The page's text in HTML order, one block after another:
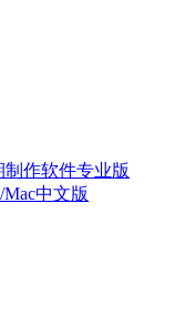
制作软件专业版
Mac中文版